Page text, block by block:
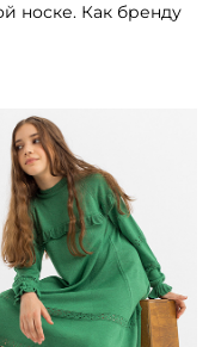
носке. Как бренду